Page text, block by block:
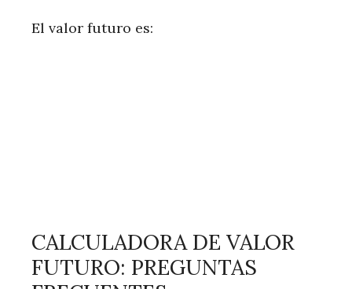
El valor futuro es:
CALCULADORA DE VALOR
FUTURO: PREGUNTAS